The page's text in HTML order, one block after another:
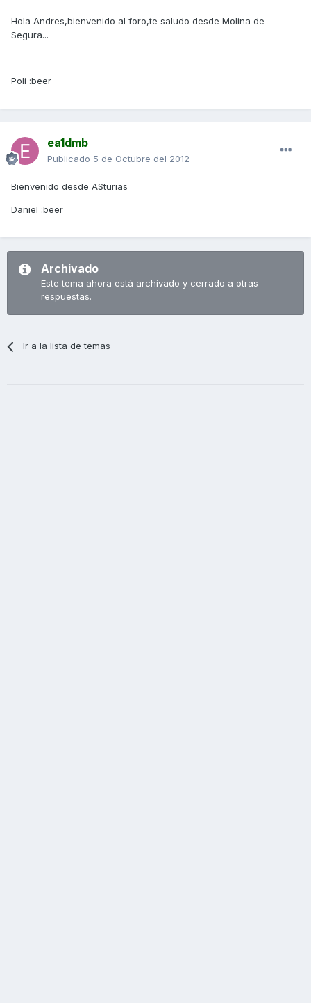
Hola Andres,bienvenido al foro,te saludo desde Molina de
Segura...
Poli :beer
ea1dmb
Publicado 5 de Octubre del 2012
Bienvenido desde ASturias
Daniel :beer
Archivado
Este tema ahora está archivado y cerrado a otras
respuestas.
Ir a la lista de temas